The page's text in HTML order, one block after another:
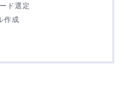
ド選定
作成